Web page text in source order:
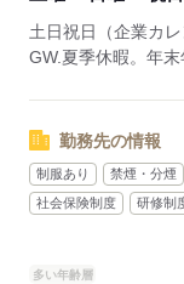
土日祝日（企業カレ
GW.夏季休暇。年
勤務先の情報
制服あり 禁煙・分煙
社会保険制度
研修制
多い年齢層